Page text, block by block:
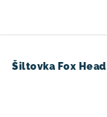
Šiltovka Fox